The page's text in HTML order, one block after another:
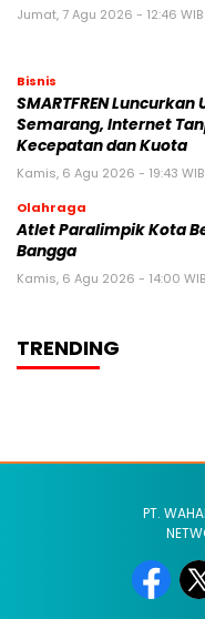
Jumat, 7 Agu 2026 - 12:46 WIB
Bisnis
SMARTFREN
Semarang, Internet
Kecepatan dan Kuota
Kamis, 6 Agu 2026 - 19:43 WIB
Olahraga
Atlet Paralimpik Kota
Bangga
Kamis, 6 Agu 2026 - 14:00 WIB
TRENDING
PT.